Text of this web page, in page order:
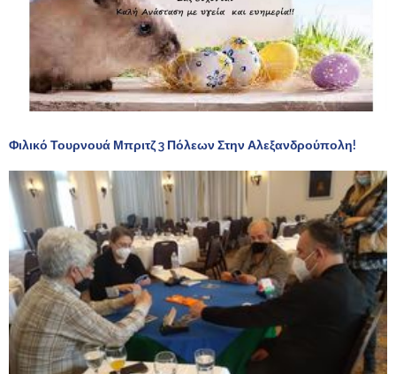
Φιλικό Τουρνουά Μπριτζ 3 Πόλεων Στην Αλεξανδρούπολη!